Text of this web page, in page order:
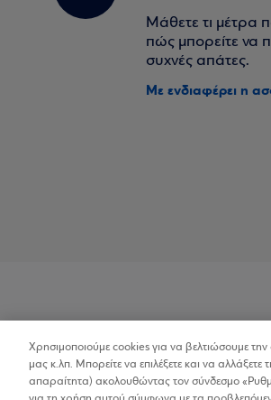
Μάθετε τι μέτρα
πώς μπορείτε να
συχνές απάτες.
Με ενδιαφέρει η
Προσβασιμότητα
Χρησιμοποιούμε cookies για να βελτιώσουμε
μας κ.λπ. Μπορείτε να επιλέξετε και να αλλάξετε
απαραίτητα) ακολουθώντας τον σύνδεσμο